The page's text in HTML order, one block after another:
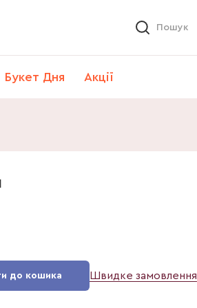
Пошук
Букет Дня Акції
до кошика Швидке замовлення